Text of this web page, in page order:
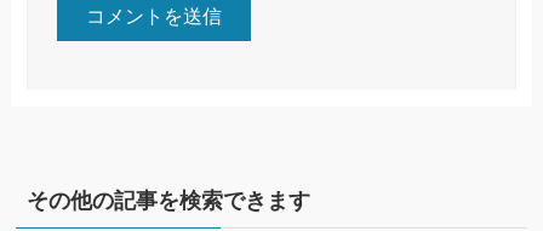
その他の記事を検索できます